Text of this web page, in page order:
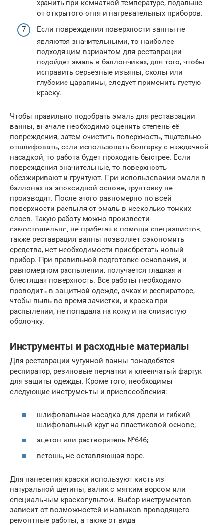
хранить при комнатной температуре, подальше
от открытого огня и нагревательных приборов.
Если повреждения поверхности ванны не
являются значительными, то наиболее
подходящим вариантом для реставрации
подойдет эмаль в баллончиках, для того, чтобы
исправить серьезные изъяны, сколы или
глубокие царапины, следует применить густую
краску.
Чтобы правильно подобрать эмаль для реставрации
ванны, вначале необходимо оценить степень её
повреждения, затем очистить поверхность, тщательно
отшлифовать, если использовать болгарку с наждачной
насадкой, то работа будет проходить быстрее. Если
повреждения значительные, то поверхность
обезжиривают и грунтуют. При использовании эмали в
баллонах на эпоксидной основе, грунтовку не
производят. После этого равномерно по всей
поверхности распыляют эмаль в несколько тонких
слоев. Такую работу можно произвести
самостоятельно, не прибегая к помощи специалистов,
также реставрация ванны позволяет сэкономить
средства, нет необходимости приобретать новый
прибор. При правильной подготовке основания, и
равномерном распылении, получается гладкая и
блестящая поверхность. Все работы необходимо
проводить в защитной одежде, очках и респираторе,
чтобы пыль во время зачистки, и краска при
распылении, не попадала на кожу и на слизистую
оболочку.
Инструменты и расходные материалы
Для реставрации чугунной ванны понадобятся
респиратор, резиновые перчатки и клеенчатый фартук
для защиты одежды. Кроме того, необходимы
следующие инструменты и приспособления:
шлифовальная насадка для дрели и гибкий
шлифовальный круг на пластиковой основе;
ацетон или растворитель №646;
ветошь, не оставляющая ворс.
Для нанесения краски используют кисть из
натуральной щетины, валик с мягким ворсом или
специальным краскопультом. Выбор инструментов
зависит от возможностей и навыков проводящего
ремонтные работы, а также от вида